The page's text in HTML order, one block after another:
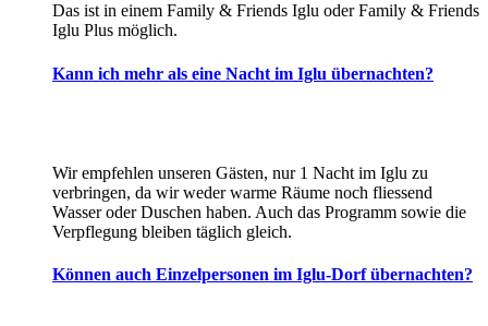
Das ist in einem Family & Friends Iglu oder Family & Friends
Iglu Plus möglich.
Kann ich mehr als eine Nacht im Iglu übernachten?
Wir empfehlen unseren Gästen, nur 1 Nacht im Iglu zu
verbringen, da wir weder warme Räume noch fliessend
Wasser oder Duschen haben. Auch das Programm sowie die
Verpflegung bleiben täglich gleich.
Können auch Einzelpersonen im Iglu-Dorf übernachten?